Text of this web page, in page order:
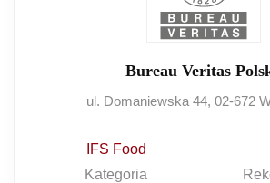
Bureau Veritas
ul. Domaniewska 44, 02-672
IFS Food
Kategoria